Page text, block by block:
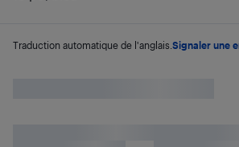
Traduction automatique de l'anglais. Signaler une